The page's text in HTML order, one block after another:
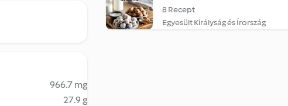
966.7 mg
27.9 g
8 Recept
Egyesült Királyság és Írország